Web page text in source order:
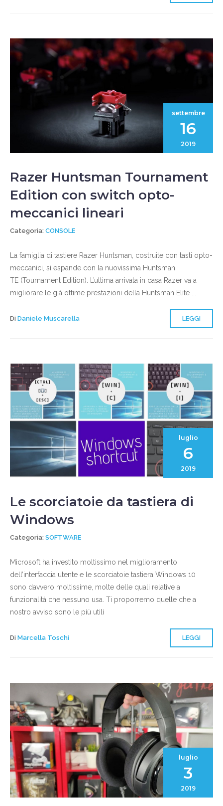
settembre
16
2019
Razer Huntsman Tournament
Edition con switch opto-
meccanici lineari
Categoria: CONSOLE
La famiglia di tastiere Razer Huntsman, costruite con tasti opto-
meccanici, si espande con la nuovissima Huntsman
TE (Tournament Edition). L’ultima arrivata in casa Razer va a
migliorare le già ottime prestazioni della Huntsman Elite ...
Di Daniele Muscarella LEGGI
luglio
6
2019
Le scorciatoie da tastiera di
Windows
Categoria: SOFTWARE
Microsoft ha investito moltissimo nel miglioramento
dell’interfaccia utente e le scorciatoie tastiera Windows 10
sono davvero moltissime, molte delle quali relative a
funzionalità che nessuno usa. Ti proporremo quelle che a
nostro avviso sono le più utili
Di Marcella Toschi LEGGI
luglio
3
2019